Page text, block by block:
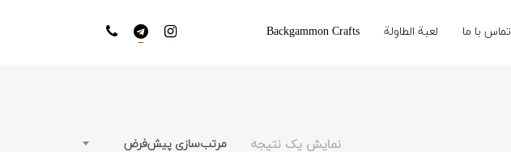
تماس با ما لعبة الطاولة Backgammon Crafts
مرتب‌سازی پیش‌فرض نمایش یک نتیجه